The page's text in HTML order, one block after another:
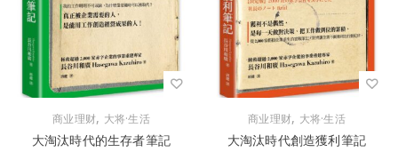
商业理财, 大将·生活
大淘汰時代的生存者筆記
商业理财, 大将·生活
大淘汰時代創造獲利筆記